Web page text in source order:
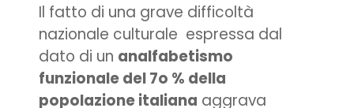
Il fatto di una grave difficoltà
nazionale culturale espressa dal
dato di un analfabetismo
funzionale del 7o % della
popolazione italiana aggrava